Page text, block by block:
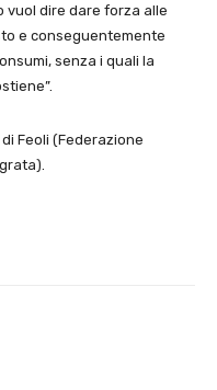
vuol dire dare forza alle
e conseguentemente
senza i quali la
Feoli (Federazione